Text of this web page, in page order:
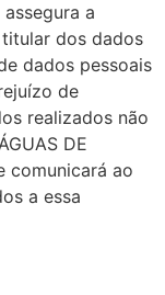
assegura a
dos dados
dados pessoais
de
realizados não
DE
comunicará ao
a essa